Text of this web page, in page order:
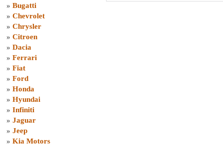
» Bugatti
» Chevrolet
» Chrysler
» Citroen
» Dacia
» Ferrari
» Fiat
» Ford
» Honda
» Hyundai
» Infiniti
» Jaguar
» Jeep
» Kia Motors